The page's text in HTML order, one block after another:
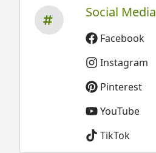
Social Media
Facebook
Instagram
Pinterest
YouTube
TikTok